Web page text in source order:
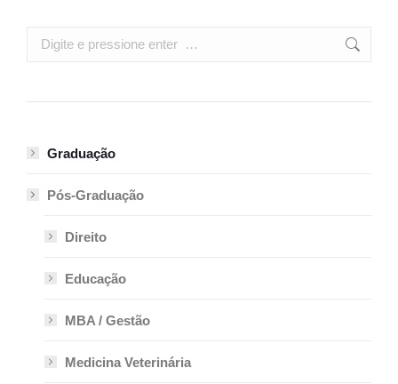
Search:
Graduação
Pós-Graduação
Direito
Educação
MBA / Gestão
Medicina Veterinária